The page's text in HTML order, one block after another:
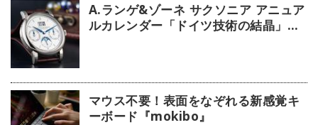
A.ランゲ&ゾーネ サクソニア アニュア
ルカレンダー「ドイツ技術の結晶」
マウス不要！表面をなぞれる新感覚キ
ーボード『mokibo』